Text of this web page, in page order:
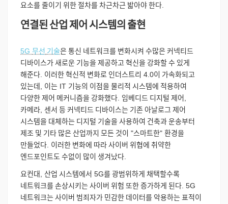
요소를줄이기 위한 절차를차근차근 밟아야한다
연결된 산업제어 시스템의 출현
5G 무선 기술은통신 네트워크를 변화시켜 수많은 커넥티드
디바이스가새로운 기능을제공하고 혁신을 강화할수 있게
해준다 이러한혁신적 변화로 인더스트리 4.0이 가속화되고
있는데
이는 IT 기능의 이점을물리적 시스템에 적용하여
다양한제어 메커니즘을 강화했다 임베디드 디지털 제어
카메라 센서 등 커넥티드 디바이스는 기존 아날로그 제어
시스템을 대체하는 디지털 기술을사용하여 건축과운송부터
제조 및 기타 많은산업까지 모든 것이 "스마트한" 환경을
만들었다 이러한 변화에 따라사이버 위협에 취약한
엔드포인트도 수없이 많이 생겨났다
요컨대 산업 시스템에서 5G를광범위하게 채택할수록
네트워크를손상시키는사이버 위험 또한증가하게 된다 . 5G
네트워크는사이버 범죄자가 민감한 데이터를 악용하는 표적이